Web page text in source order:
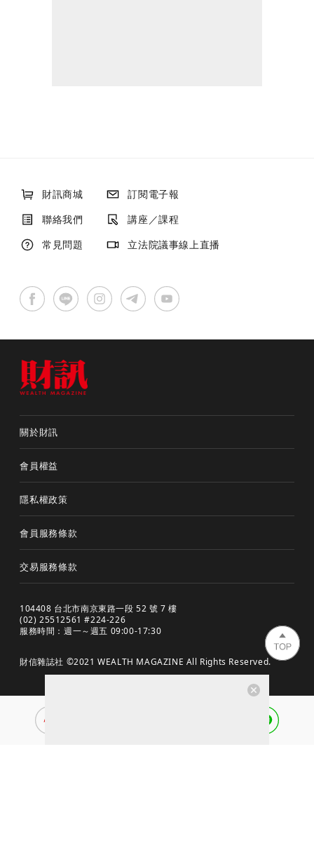
財訊商城
訂閱電子報
聯絡我們
講座／課程
常見問題
立法院議事線上直播
關於財訊
會員權益
隱私權政策
會員服務條款
交易服務條款
104408 台北市南京東路一段 52 號 7 樓
(02) 25512561 #224-226
服務時間：週一～週五 09:00-17:30
財信雜誌社 ©2021 WEALTH MAGAZINE All Rights Reserved.